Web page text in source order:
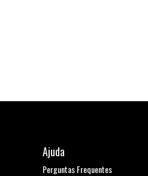
Ajuda
Perguntas Frequentes